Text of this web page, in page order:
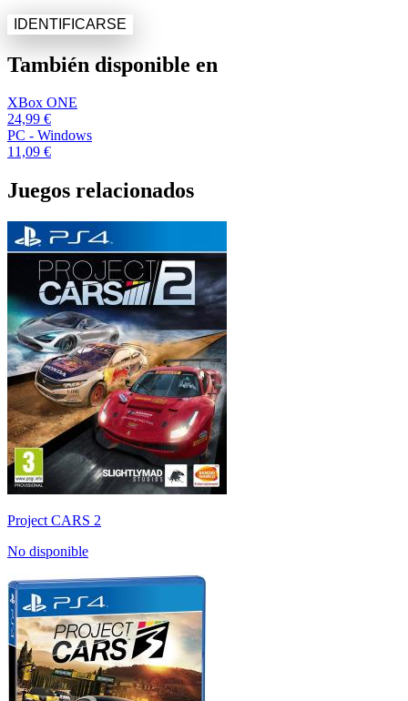
IDENTIFICARSE
También disponible en
XBox ONE
24,99 €
PC - Windows
11,09 €
Juegos relacionados
Project CARS 2
No disponible